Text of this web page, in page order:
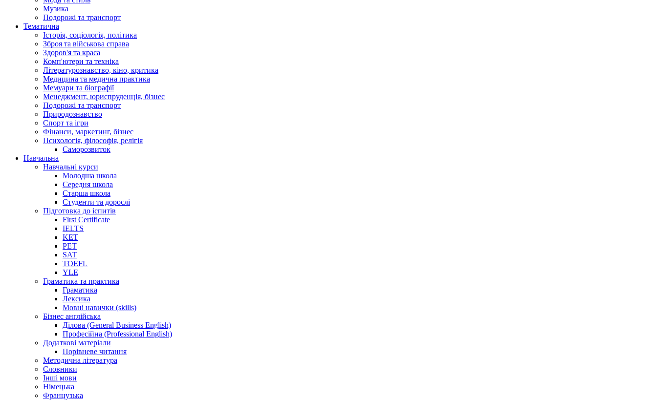
Музика
Подорожі та транспорт
Тематична
Історія, соціологія, політика
Зброя та військова справа
Здоров'я та краса
Комп'ютери та техніка
Літературознавство, кіно, критика
Медицина та медична практика
Мемуари та біографії
Менеджмент, юриспруденція, бізнес
Подорожі та транспорт
Природознавство
Спорт та ігри
Фінанси, маркетинг, бізнес
Психологія, філософія, релігія
Саморозвиток
Навчальна
Навчальні курси
Молодша школа
Середня школа
Старша школа
Студенти та дорослі
Підготовка до іспитів
First Certificate
IELTS
KET
PET
SAT
TOEFL
YLE
Граматика та практика
Граматика
Лексика
Мовні навички (skills)
Бізнес англійська
Ділова (General Business English)
Професійна (Professional English)
Додаткові матеріали
Порівневе читання
Методична література
Словники
Інші мови
Німецька
Французька